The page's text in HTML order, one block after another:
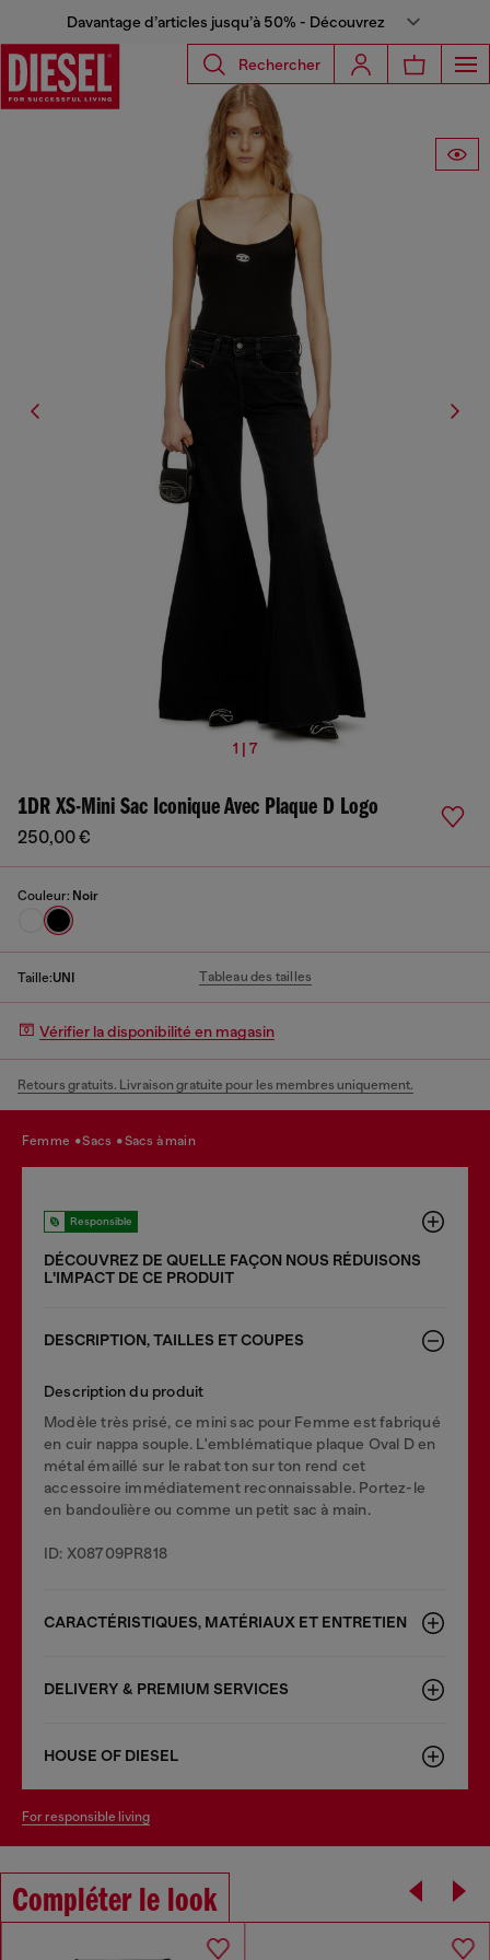
Davantage d’articles jusqu’à 50% - Découvrez
Rechercher
1 | 7
1DR XS-Mini Sac Iconique Avec Plaque D Logo
250,00 €
Couleur: Noir
Taille:UNI Tableau des tailles
Vérifier la disponibilité en magasin
Retours gratuits. Livraison gratuite pour les membres uniquement.
femme sacs sacs à main
Responsible
DÉCOUVREZ DE QUELLE FAÇON NOUS RÉDUISONS
LʹIMPACT DE CE PRODUIT
DESCRIPTION, TAILLES ET COUPES
Description du produit
Modèle très prisé, ce mini sac pour Femme est fabriqué
en cuir nappa souple. L'emblématique plaque Oval D en
métal émaillé sur le rabat ton sur ton rend cet
accessoire immédiatement reconnaissable. Portez-le
en bandoulière ou comme un petit sac à main.
ID: X08709PR818
CARACTÉRISTIQUES, MATÉRIAUX ET ENTRETIEN
DELIVERY & PREMIUM SERVICES
HOUSE OF DIESEL
for responsible living
Compléter le look